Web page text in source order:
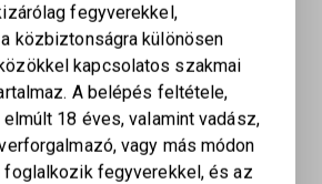
fegyverekkel,
közbiztonságra különösen
kapcsolatos szakmai
A belépés feltétele,
18 éves, valamint vadász,
vagy más módon
foglalkozik fegyverekkel, és az